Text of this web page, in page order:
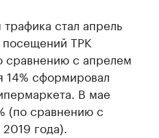
стал апрель
посещений ТРК
сравнению с апрелем
14% сформировал
В мае
(по сравнению с
года).